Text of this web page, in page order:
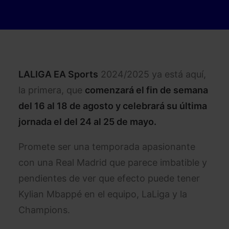
LALIGA EA Sports 2024/2025 ya está aquí,
la primera, que comenzará el fin de semana
del 16 al 18 de agosto y celebrará su última
jornada el del 24 al 25 de mayo.
Promete ser una temporada apasionante
con una Real Madrid que parece imbatible y
pendientes de ver que efecto puede tener
Kylian Mbappé en el equipo, LaLiga y la
Champions.